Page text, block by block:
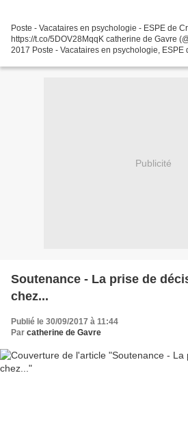
Poste - Vacataires en psychologie - ESPE de
https://t.co/5DOV28MqqK catherine de Gavre
2017 Poste - Vacataires en psychologie, ESPE
Publicité
Soutenance - La prise de
chez...
Publié le 30/09/2017 à 11:44
Par catherine de Gavre